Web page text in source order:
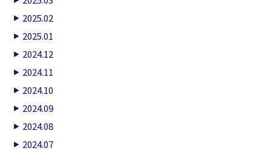
2025.02
2025.01
2024.12
2024.11
2024.10
2024.09
2024.08
2024.07